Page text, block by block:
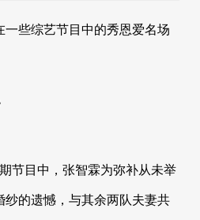
些综艺节目中的秀恩爱名场
节目中，张智霖为弥补从未举
的遗憾，与其余两队夫妻共